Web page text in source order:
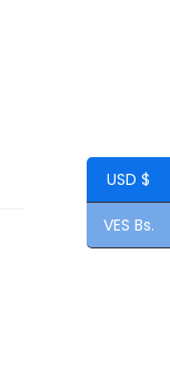
USD $
VES Bs.